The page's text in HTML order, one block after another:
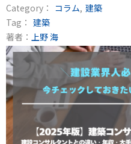
Category： コラム 建築
Tag： 建築
著者： 上野 海